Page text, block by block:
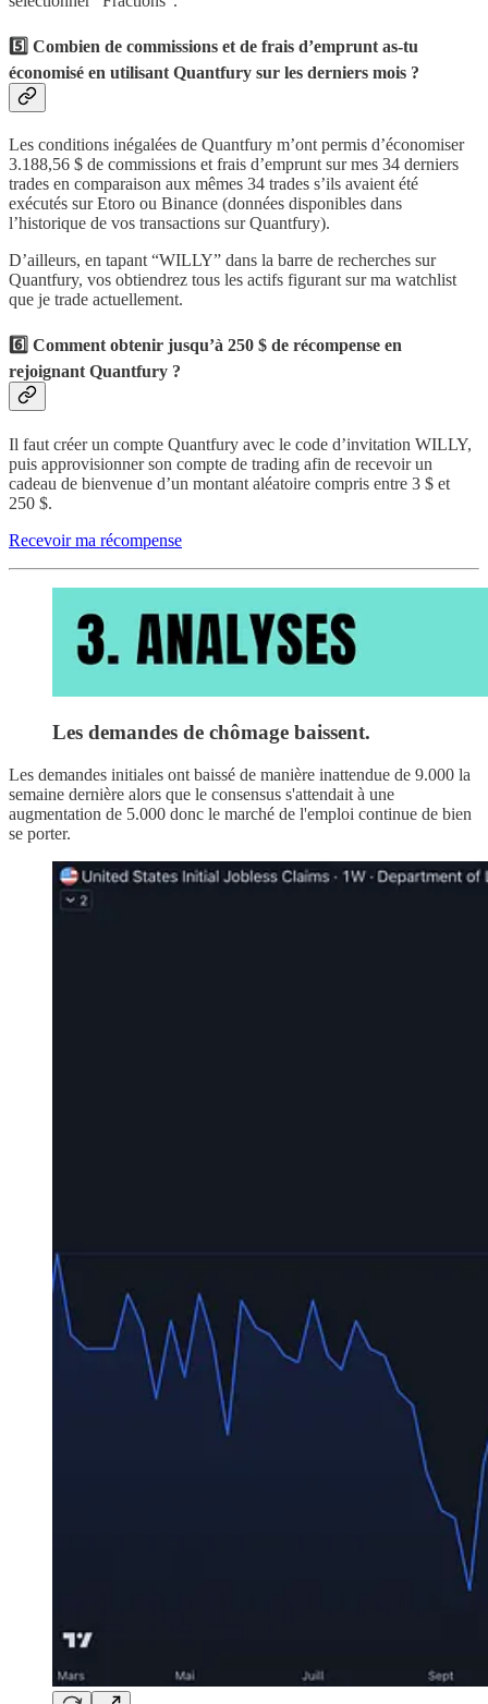
5️⃣ Combien de commissions et de frais d’emprunt as-tu
économisé en utilisant Quantfury sur les derniers mois ?
Les conditions inégalées de Quantfury m’ont permis d’économiser
3.188,56 $ de commissions et frais d’emprunt sur mes 34 derniers
trades en comparaison aux mêmes 34 trades s’ils avaient été
exécutés sur Etoro ou Binance (données disponibles dans
l’historique de vos transactions sur Quantfury).
D’ailleurs, en tapant “WILLY” dans la barre de recherches sur
Quantfury, vos obtiendrez tous les actifs figurant sur ma watchlist
que je trade actuellement.
6️⃣ Comment obtenir jusqu’à 250 $ de récompense en
rejoignant Quantfury ?
Il faut créer un compte Quantfury avec le code d’invitation WILLY,
puis approvisionner son compte de trading afin de recevoir un
cadeau de bienvenue d’un montant aléatoire compris entre 3 $ et
250 $.
Recevoir ma récompense
Les demandes de chômage baissent.
Les demandes initiales ont baissé de manière inattendue de 9.000 la
semaine dernière alors que le consensus s'attendait à une
augmentation de 5.000 donc le marché de l'emploi continue de bien
se porter.